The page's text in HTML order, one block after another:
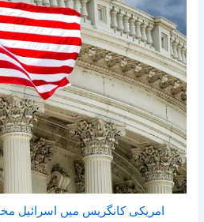
امریکی کانگریس میں اسرائیل